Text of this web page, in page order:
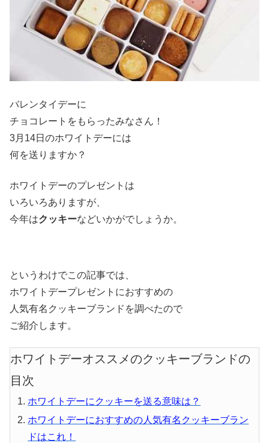
バレンタイデーに
チョコレートをもらったみなさん！
3月14日のホワイトデーには
何を送りますか？
ホワイトデーのプレゼントは
いろいろありますが、
今年はクッキーなどいかがでしょうか。
というわけでこの記事では、
ホワイトデープレゼントにおすすめの
人気有名クッキーブランドを調べたので
ご紹介します。
ホワイトデーオススメのクッキーブランドの
目次
ホワイトデーにクッキーを送る意味は？
ホワイトデーにおすすめの人気有名クッキーブラン
ドはこれ！